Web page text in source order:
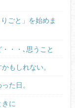
ごと」を始めま
・・､思うこと
もしれない。
た日。
に